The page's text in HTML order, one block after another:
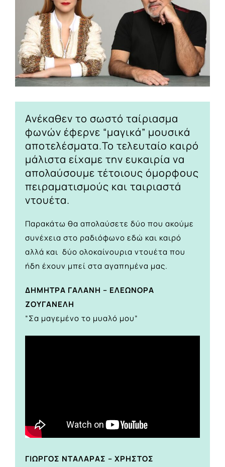
Ανέκαθεν το σωστό ταίριασμα
φωνών έφερνε “μαγικά” μουσικά
αποτελέσματα.Το τελευταίο καιρό
μάλιστα είχαμε την ευκαιρία να
απολαύσουμε τέτοιους όμορφους
πειραματισμούς και ταιριαστά
ντουέτα.
Παρακάτω θα απολαύσετε δύο που ακούμε
συνέχεια στο ραδιόφωνο εδώ και καιρό
αλλά και δύο ολοκαίνουρια ντουέτα που
ήδη έχουν μπεί στα αγαπημένα μας.
ΔΗΜΗΤΡΑ ΓΑΛΑΝΗ – ΕΛΕΩΝΟΡΑ
ΖΟΥΓΑΝΕΛΗ
“Σα μαγεμένο το μυαλό μου”
ΓΙΩΡΓΟΣ ΝΤΑΛΑΡΑΣ – ΧΡΗΣΤΟΣ